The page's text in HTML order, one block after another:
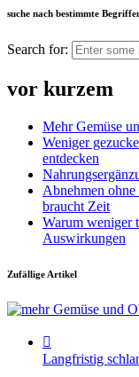
suche nach bestimmte
Search for:
vor kurzem
Mehr Gemüse
Weniger
entdecken
Abnehmen
braucht Zeit
Warum weniger
Auswirkungen
Zufällige Artikel
Langfristig